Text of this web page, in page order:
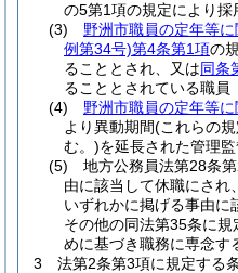
の5第1項の規定により
(3)
野洲市職員の定年等に
例第34号)第4条第1項の
ることとされ、又は同条
ることとされている職員
(4)
野洲市職員の定年等
より異動期間(これらの
む。)を延長された管理
(5)
地方公務員法第28条
由に該当して休職にされ
いずれかに掲げる事由に
その他の同法第35条に
めに基づき職務に専念す
3
法第2条第3項に規定する